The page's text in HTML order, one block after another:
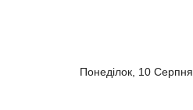
Понеділок, 10 Серпня